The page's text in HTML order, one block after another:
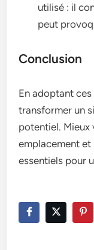
utilisé : il
peut
Conclusion
En adoptant
transformer un
potentiel. Mieux
emplacement
essentiels pour